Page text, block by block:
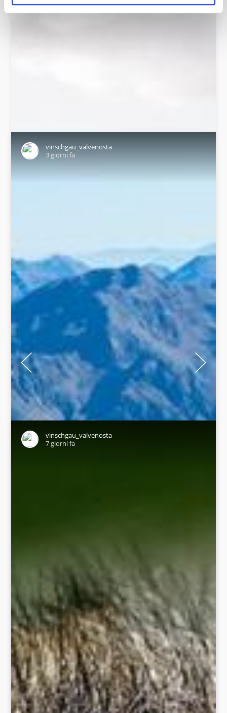
vinschgau_valvenosta
3 giorni fa
vinschgau_valvenosta
7 giorni fa